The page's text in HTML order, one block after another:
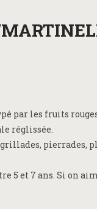
par les fruits
réglissée.
pierrades,
5 et 7 ans. Si on